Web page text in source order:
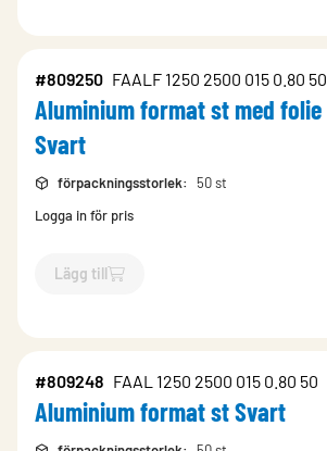
#809250 FAALF 1250 2500 015 0.80 50
Aluminium format st med folie
Svart
förpackningsstorlek:
50 st
Logga in för pris
Lägg till
`$Lägg till
#809248 FAAL 1250 2500 015 0.80 50
Aluminium format st Svart